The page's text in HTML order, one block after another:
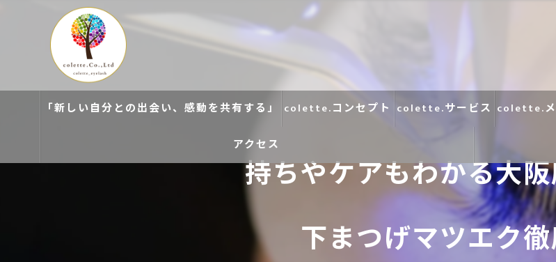
「新しい自分との出会い、感動を共有する」 colette.コンセプト colette.サービス colette.メ
アクセス
コラム
口コミ
持ちやケアもわかる大
下まつげマツエク